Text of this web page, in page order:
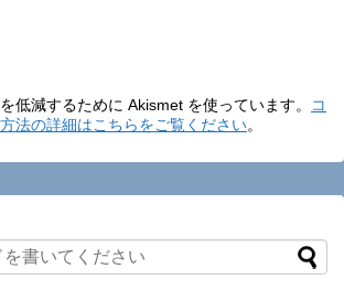
低減するために Akismet を使っています。
コ
法の詳細はこちらをご覧ください。